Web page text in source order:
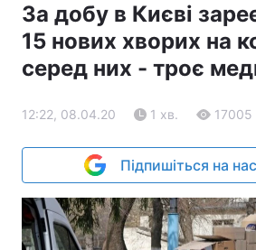
За добу в Києві
15 нових хворих на
серед них - троє
12:22, 08.04.20 1 хв. 17005
Підпишіться на